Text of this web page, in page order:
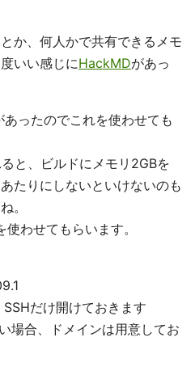
か、何人かで共有できるメモ
いい感じにHackMDがあっ
あったのでこれを使わせても
と、ビルドにメモリ2GBを
たりにしないといけないのも
。
使わせてもらいます。
だけ開けておきます
場合、ドメインは用意してお